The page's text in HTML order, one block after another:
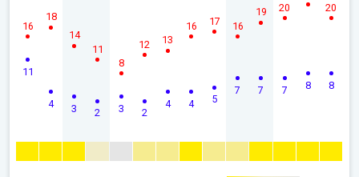
11
16
4
18
3
14
2
11
3
8
2
12
4
13
4
16
5
17
7
16
7
19
7
20
8 8
20